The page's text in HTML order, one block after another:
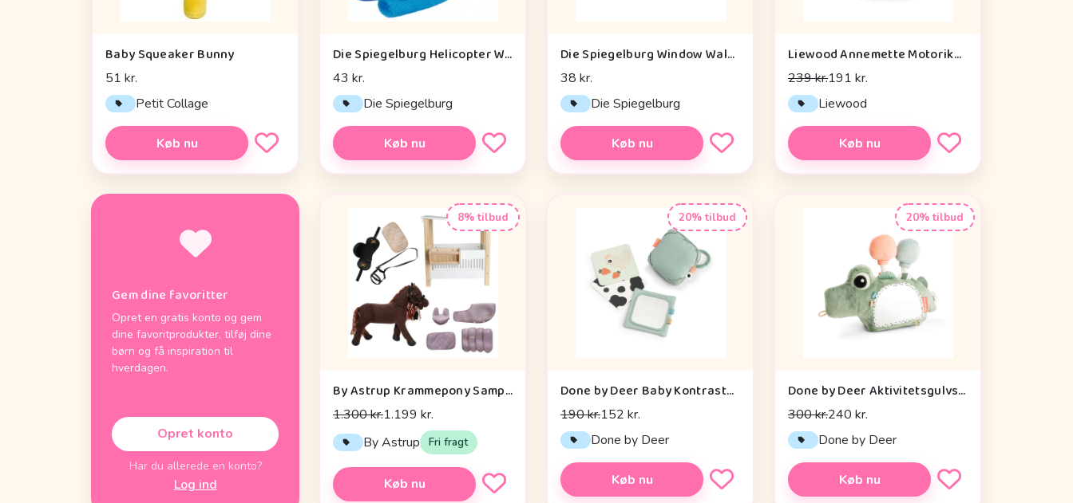
Baby Squeaker Bunny
51 kr.
Petit Collage
Køb nu
Die Spiegelburg Helicopter With Vibration Module Baby Charms - Legetøj
43 kr.
Die Spiegelburg
Køb nu
Die Spiegelburg Window Walker Wild+cool - Legetøj
38 kr.
Die Spiegelburg
Køb nu
Liewood Annemette Motorikbold - Mustard Multi Mix
239 kr.191 kr.
Liewood
Køb nu
Gem dine favoritter
Opret en gratis konto og gem
dine favoritprodukter, tilføj dine
børn og få inspiration til
hverdagen.
Opret konto
Har du allerede en konto?
Log ind
8% tilbud
By Astrup Krammepony Sampak - Pixie - Bundle 2
1.300 kr.1.199 kr.
By Astrup Fri fragt
Køb nu
20% tilbud
Done by Deer Baby Kontrastkortholder - Tiny Farm - Grøn
190 kr.152 kr.
Done by Deer
Køb nu
20% tilbud
Done by Deer Aktivitetsgulvspejl - Croco - Grøn
300 kr.240 kr.
Done by Deer
Køb nu